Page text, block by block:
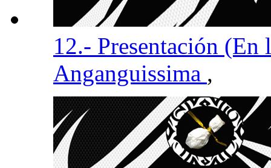
12.- Presentación
Anganguissima ,